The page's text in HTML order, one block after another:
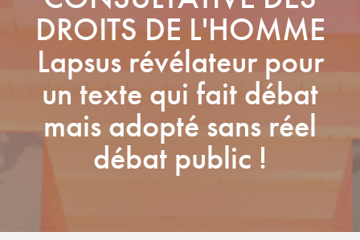
DROITS DE L'HOMME
Lapsus révélateur pour
un texte qui fait débat
mais adopté sans réel
débat public !